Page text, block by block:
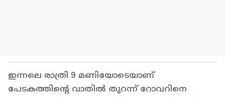
ഇന്നലെ രാത്രി 9 മണിയോടെയാണ്
പേടകത്തിന്‍റെ വാതിൽ തുറന്ന് റോവറിനെ